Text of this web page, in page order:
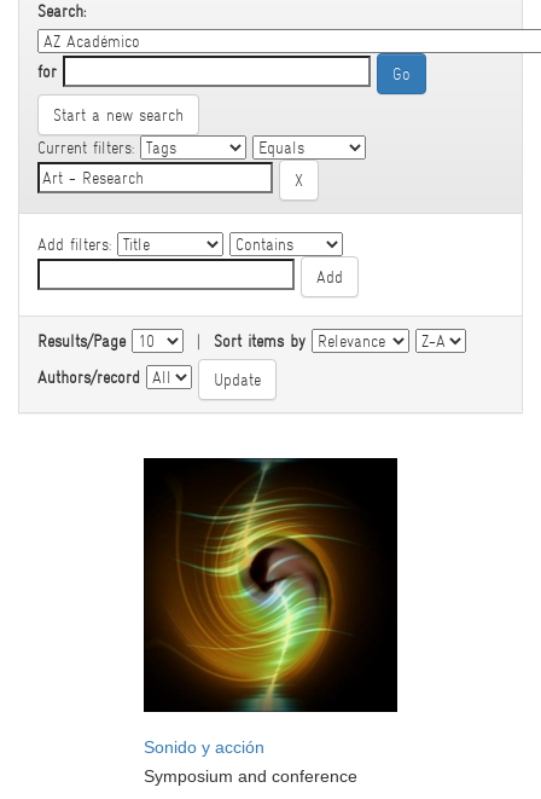
Search:
for
Start a new search
Current filters:
Add filters:
Results/Page | Sort items by
Authors/record
Sonido y acción
Symposium and conference